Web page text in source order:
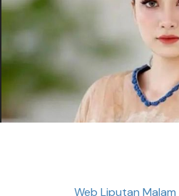
Web Liputan